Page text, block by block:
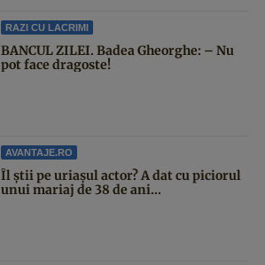
RAZI CU LACRIMI
BANCUL ZILEI. Badea Gheorghe: – Nu
pot face dragoste!
AVANTAJE.RO
Îl știi pe uriașul actor? A dat cu piciorul
unui mariaj de 38 de ani...